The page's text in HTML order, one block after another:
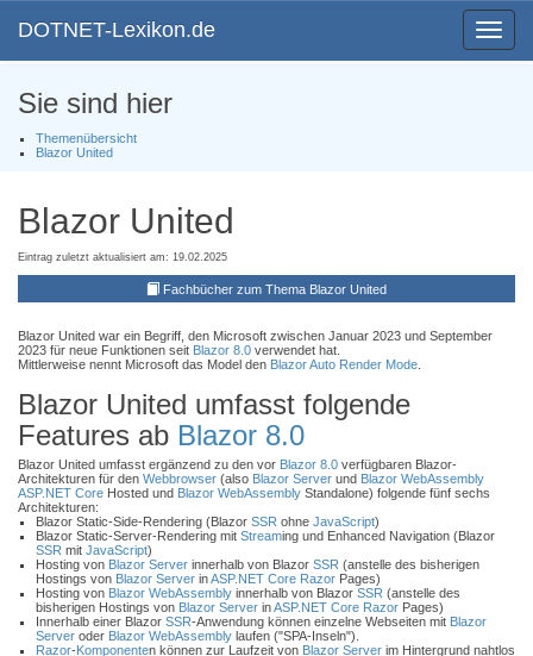
Toggle
DOTNET-Lexikon.de
Sie sind hier
Themenübersicht
Blazor United
Blazor United
Eintrag zuletzt aktualisiert am: 19.02.2025
Fachbücher zum Thema Blazor United
Blazor United war ein Begriff, den Microsoft zwischen Januar 2023 und September
2023 für neue Funktionen seit Blazor 8.0 verwendet hat.
Mittlerweise nennt Microsoft das Model den Blazor Auto Render Mode
Blazor United umfasst folgende
Features ab Blazor 8.0
Blazor United umfasst ergänzend zu den vor Blazor 8.0 verfügbaren Blazor-
Architekturen für den Webbrowser (also Blazor Server und Blazor WebAssembly
ASP.NET Core Hosted und Blazor WebAssembly Standalone) folgende fünf sechs
Architekturen:
Blazor Static-Side-Rendering (Blazor SSR ohne JavaScript)
Blazor Static-Server-Rendering mit Streaming und Enhanced Navigation (Blazor
SSR mit JavaScript)
Hosting von Blazor Server innerhalb von Blazor SSR (anstelle des bisherigen
Hostings von Blazor Server inASP.NET Core Razor Pages)
Hosting von Blazor WebAssembly innerhalb von Blazor SSR (anstelle des
bisherigen Hostings von Blazor Server inASP.NET Core Razor Pages)
Innerhalb einer Blazor SSR-Anwendung können einzelne Webseiten mit Blazor
Server oder Blazor WebAssembly laufen ("SPA-Inseln").
Razor-Komponenten können zur Laufzeit von Blazor Server im Hintergrund nahtlos